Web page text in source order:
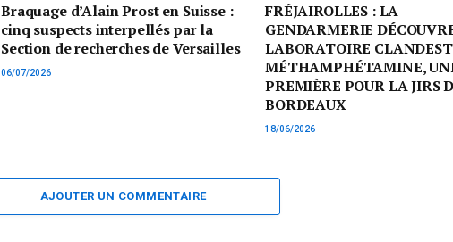
Braquage d’Alain Prost en Suisse :
cinq suspects interpellés par la
Section de recherches de Versailles
06/07/2026
FRÉJAIROLLES : LA
GENDARMERIE
LABORATOIRE
MÉTHAMPHÉTAMINE,
PREMIÈRE POUR LA JIRS
BORDEAUX
18/06/2026
AJOUTER UN COMMENTAIRE